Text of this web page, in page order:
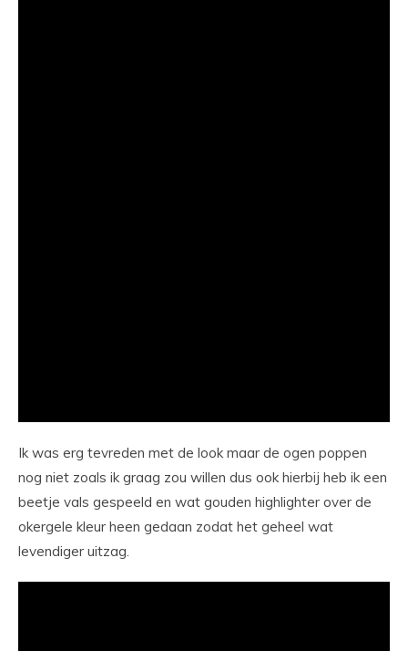
Ik was erg tevreden met de look maar de ogen poppen
nog niet zoals ik graag zou willen dus ook hierbij heb ik een
beetje vals gespeeld en wat gouden highlighter over de
okergele kleur heen gedaan zodat het geheel wat
levendiger uitzag.